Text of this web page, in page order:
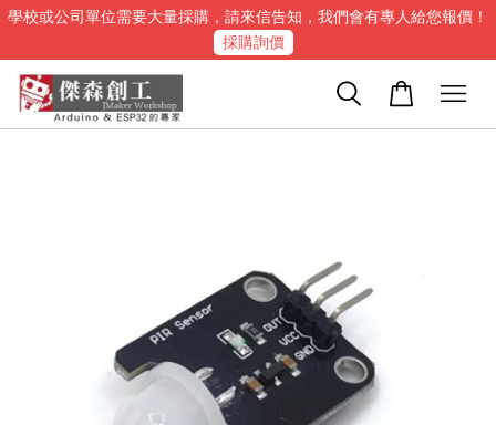
學校或公司單位需要大量採購，請來信告知，我們會有專人給您報價！
採購詢價